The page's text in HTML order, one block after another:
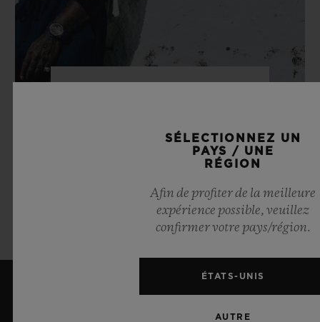
SAMUEL ROSS
EN SAVOIR PLUS
DERNIÈRES ACTUALITÉS
SÉLECTIONNEZ UN
PAYS / UNE
RÉGION
Afin de profiter de la meilleure
expérience possible, veuillez
confirmer votre pays/région.
ÉTATS-UNIS
AUTRE